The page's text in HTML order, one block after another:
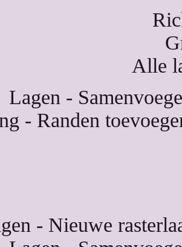
Alle
Lagen -
- Randen
- Nieuwe